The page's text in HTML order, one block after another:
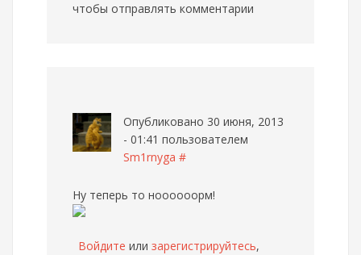
чтобы отправлять комментарии
Опубликовано 30 июня, 2013
- 01:41 пользователем
Sm1rnyga #
Ну теперь то ноооооорм!
Войдите или зарегистрируйтесь,